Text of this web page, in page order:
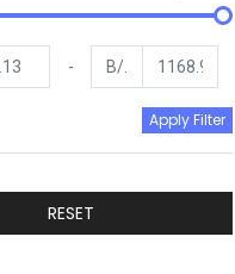
- B/.
Apply Filter
RESET